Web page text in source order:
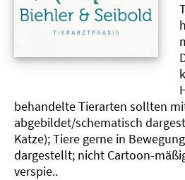
behandelte Tierarten sollten
abgebildet/schematisch
Katze); Tiere gerne in
dargestellt; nicht Cartoon-
verspie..